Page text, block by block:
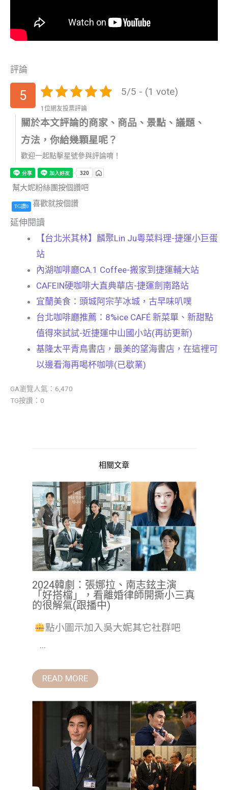
評論
5 5/5 - (1 vote)
1位網友投票評論
關於本文評論的商家、商品、景點、議題、
方法，你給幾顆星呢？
歡迎一起點擊星號參與評論唷！
幫大妮粉絲團按個讚吧
TG讚0 喜歡就按個讚
延伸閱讀
【台北米其林】麟聚Lin Ju粵菜料理-捷運小巨蛋
站
內湖咖啡廳CA.1 Coffee-搬家到捷運輔大站
CAFEIN硬咖啡大直典華店-捷運劍南路站
宜蘭美食：頭城阿宗芋冰城，古早味叭噗
台北咖啡廳推薦：8%ice CAFÉ 新菜單、新甜點
值得來試試-近捷運中山國小站(再訪更新)
基隆太平青鳥書店，最美的望海書店，在這裡可
以邊看海再喝杯咖啡(已歇業)
GA瀏覽人氣：6,470
TG按讚：0
相關文章
2024韓劇：張娜拉、南志鉉主演
「好搭檔」，看離婚律師開撕小三真
的很解氣(跟播中)
點小圖示加入吳大妮其它社群吧
...
READ MORE